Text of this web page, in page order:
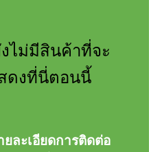
งไม่มีสินค้าที่จะ
ดงที่นี่ตอนนี้
ยละเอียดการติดต่อ